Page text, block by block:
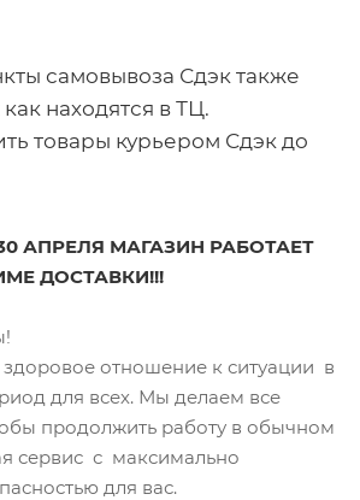
самовывоза Сдэк также
находятся в ТЦ.
товары курьером Сдэк до
АПРЕЛЯ МАГАЗИН РАБОТАЕТ
ДОСТАВКИ!!!
отношение к ситуации в
для всех. Мы делаем все
продолжить работу в обычном
сервис с максимально
для вас.